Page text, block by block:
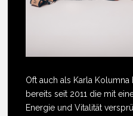
Oft auch als Karla
bereits seit 2011 die mit
Energie und Vitalität